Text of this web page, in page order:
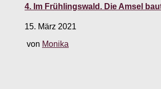
4. Im Frühlingswald. Die Amsel
15. März 2021
von Monika